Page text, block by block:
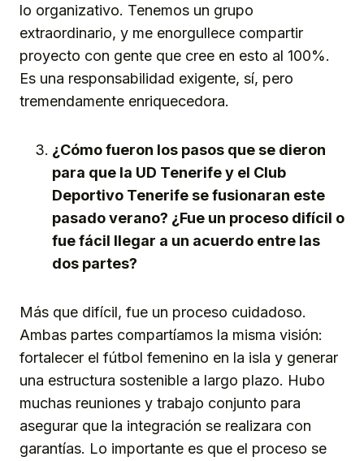
lo organizativo. Tenemos un grupo
extraordinario, y me enorgullece compartir
proyecto con gente que cree en esto al 100%.
Es una responsabilidad exigente, sí, pero
tremendamente enriquecedora.
¿Cómo fueron los pasos que se dieron
para que la UD Tenerife y el Club
Deportivo Tenerife se fusionaran este
pasado verano? ¿Fue un proceso difícil o
fue fácil llegar a un acuerdo entre las
dos partes?
Más que difícil, fue un proceso cuidadoso.
Ambas partes compartíamos la misma visión:
fortalecer el fútbol femenino en la isla y generar
una estructura sostenible a largo plazo. Hubo
muchas reuniones y trabajo conjunto para
asegurar que la integración se realizara con
garantías. Lo importante es que el proceso se